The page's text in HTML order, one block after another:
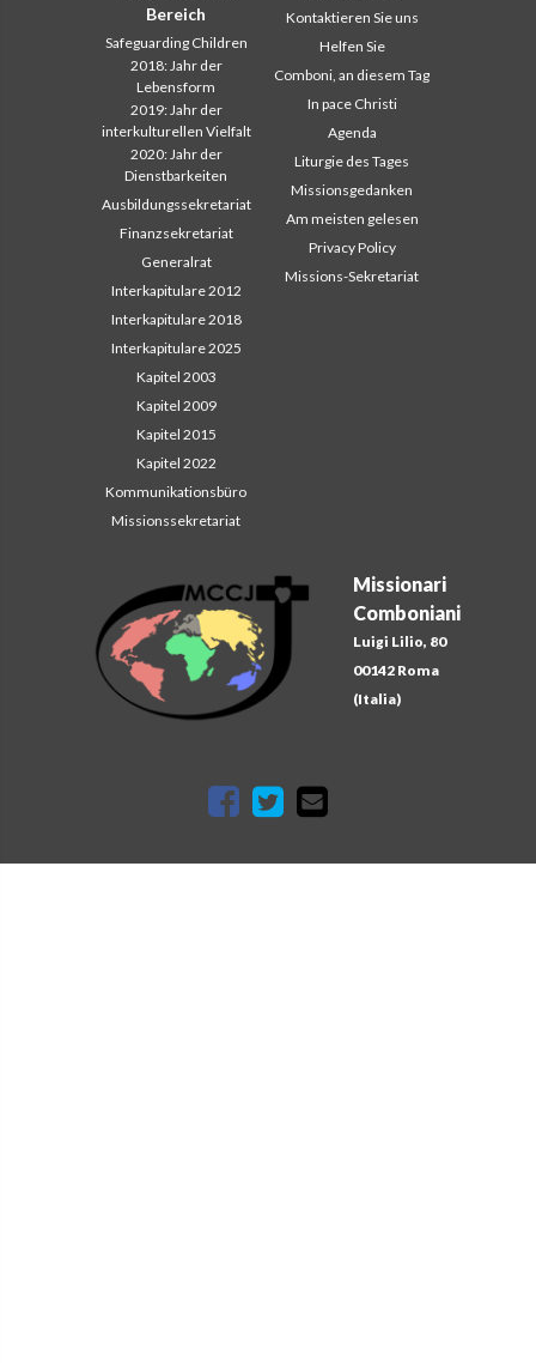
Missionari
Comboniani
Luigi Lilio, 80
00142 Roma
(Italia)
Bereich
Safeguarding Children
2018: Jahr der
Lebensform
2019: Jahr der
interkulturellen Vielfalt
2020: Jahr der
Dienstbarkeiten
Ausbildungssekretariat
Finanzsekretariat
Generalrat
Interkapitulare 2012
Interkapitulare 2018
Interkapitulare 2025
Kapitel 2003
Kapitel 2009
Kapitel 2015
Kapitel 2022
Kommunikationsbüro
Missionssekretariat
Kontaktieren Sie uns
Helfen Sie
Comboni, an diesem Tag
In pace Christi
Agenda
Liturgie des Tages
Missionsgedanken
Am meisten gelesen
Privacy Policy
Missions-Sekretariat